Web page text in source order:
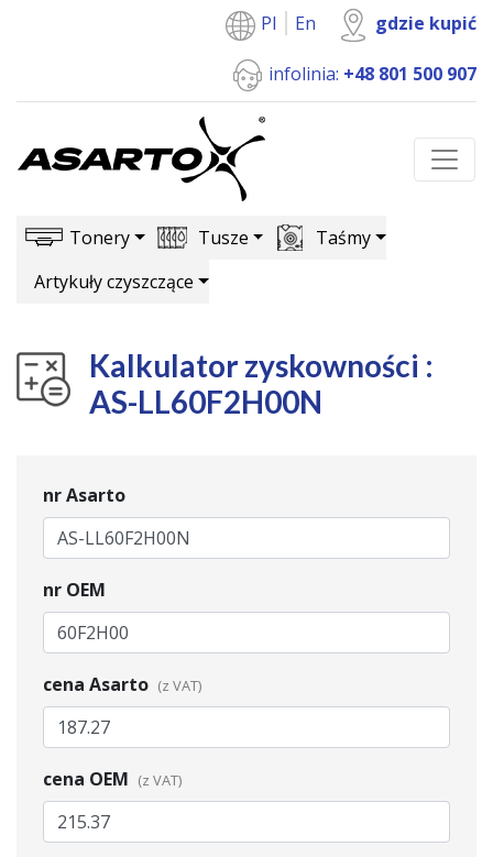
Pl En gdzie kupić
infolinia: +48 801 500 907
Tonery Tusze
Taśmy
Artykuły czyszczące
Kalkulator zyskowności :
AS-LL60F2H00N
nr Asarto
nr OEM
cena Asarto
cena OEM